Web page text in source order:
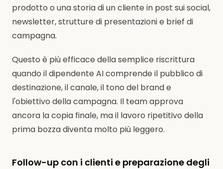
prodotto o una storia di un cliente in post sui social,
newsletter, strutture di presentazioni e brief di
campagna.
Questo è più efficace della semplice riscrittura
quando il dipendente AI comprende il pubblico di
destinazione, il canale, il tono del brand e
l'obiettivo della campagna. Il team approva
ancora la copia finale, ma il lavoro ripetitivo della
prima bozza diventa molto più leggero.
Follow-up con i clienti e preparazione degli